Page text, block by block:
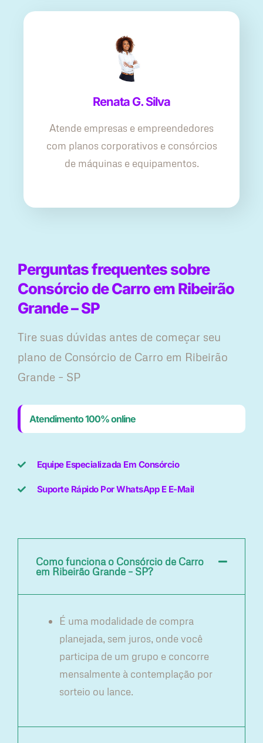
Renata G. Silva
Atende empresas e empreendedores
com planos corporativos e consórcios
de máquinas e equipamentos.
Perguntas frequentes sobre
Consórcio de Carro em Ribeirão
Grande – SP
Tire suas dúvidas antes de começar seu
plano ​de Consórcio de Carro em Ribeirão
Grande – SP
Atendimento 100% online
Equipe Especializada Em Consórcio
Suporte Rápido Por WhatsApp E E-Mail
Como funciona o Consórcio de Carro
em Ribeirão Grande – SP?
É uma modalidade de compra
planejada, sem juros, onde você
participa de um grupo e concorre
mensalmente à contemplação por
sorteio ou lance.